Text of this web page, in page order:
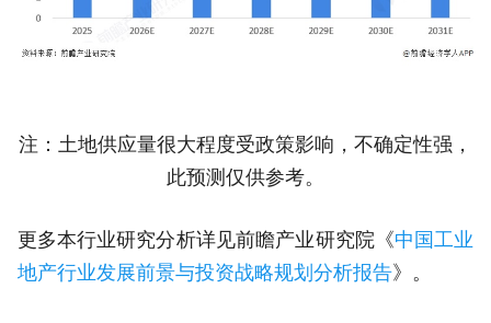
注：土地供应量很大程度受政策影响，不确定性强，
此预测仅供参考。
更多本行业研究分析详见前瞻产业研究院《中国工业
地产行业发展前景与投资战略规划分析报告》。